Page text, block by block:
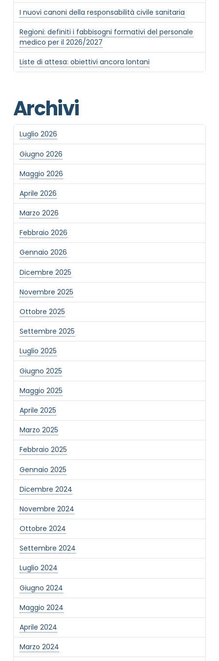
I nuovi canoni della responsabilità civile sanitaria
Regioni: definiti i fabbisogni formativi del personale
medico per il 2026/2027
Liste di attesa: obiettivi ancora lontani
Archivi
Luglio 2026
Giugno 2026
Maggio 2026
Aprile 2026
Marzo 2026
Febbraio 2026
Gennaio 2026
Dicembre 2025
Novembre 2025
Ottobre 2025
Settembre 2025
Luglio 2025
Giugno 2025
Maggio 2025
Aprile 2025
Marzo 2025
Febbraio 2025
Gennaio 2025
Dicembre 2024
Novembre 2024
Ottobre 2024
Settembre 2024
Luglio 2024
Giugno 2024
Maggio 2024
Aprile 2024
Marzo 2024